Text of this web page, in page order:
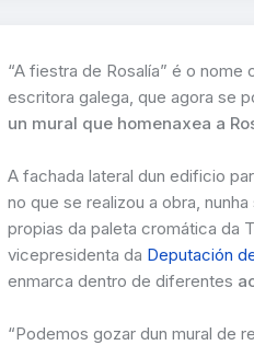
“A fiestra de Rosalía” é o nome
escritora galega, que agora se
un mural que homenaxea a
A fachada lateral dun edificio
no que se realizou a obra,
propias da paleta cromática da
vicepresidenta da Deputación
enmarca dentro de diferentes
“Podemos gozar dun mural de